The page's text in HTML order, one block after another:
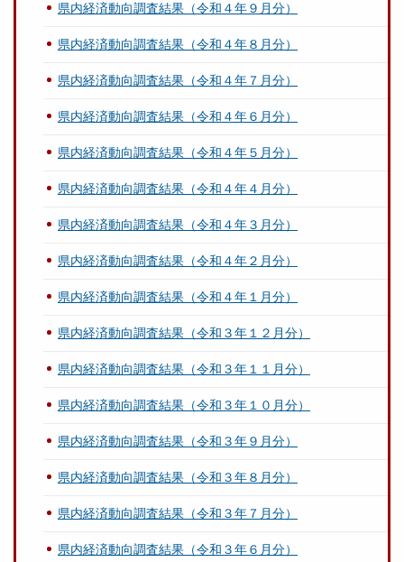
県内経済動向調査結果（令和４年９月分）
県内経済動向調査結果（令和４年８月分）
県内経済動向調査結果（令和４年７月分）
県内経済動向調査結果（令和４年６月分）
県内経済動向調査結果（令和４年５月分）
県内経済動向調査結果（令和４年４月分）
県内経済動向調査結果（令和４年３月分）
県内経済動向調査結果（令和４年２月分）
県内経済動向調査結果（令和４年１月分）
県内経済動向調査結果（令和３年１２月分）
県内経済動向調査結果（令和３年１１月分）
県内経済動向調査結果（令和３年１０月分）
県内経済動向調査結果（令和３年９月分）
県内経済動向調査結果（令和３年８月分）
県内経済動向調査結果（令和３年７月分）
県内経済動向調査結果（令和３年６月分）